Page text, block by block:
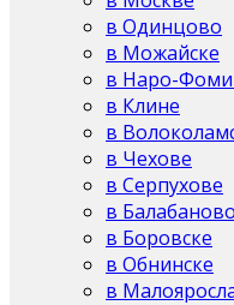
в Одинцово
в Можайске
в Наро-
в Клине
в
в Чехове
в Серпухове
в Балабаново
в Боровске
в Обнинске
в